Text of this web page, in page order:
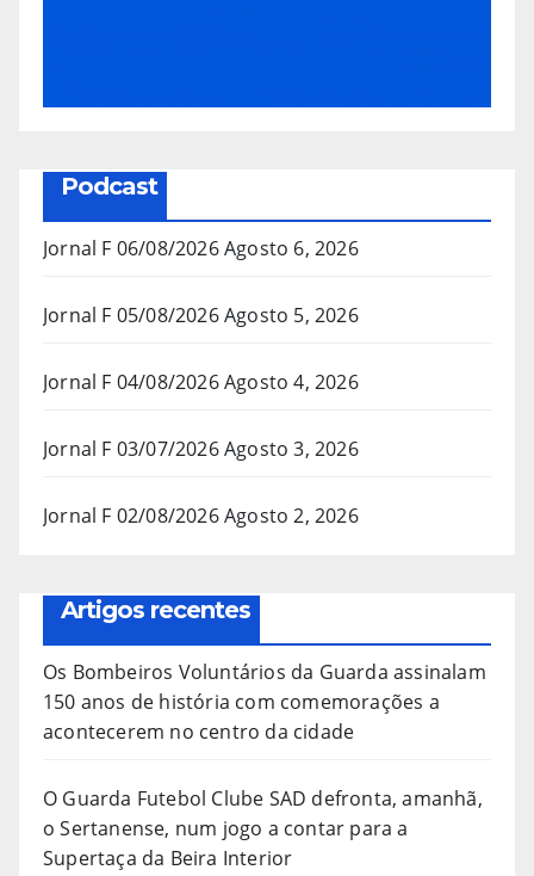
Podcast
Jornal F 06/08/2026Agosto 6, 2026
Jornal F 05/08/2026Agosto 5, 2026
Jornal F 04/08/2026Agosto 4, 2026
Jornal F 03/07/2026Agosto 3, 2026
Jornal F 02/08/2026Agosto 2, 2026
Artigos recentes
Os Bombeiros Voluntários da Guarda assinalam
150 anos de história com comemorações a
acontecerem no centro da cidade
O Guarda Futebol Clube SAD defronta, amanhã,
o Sertanense, num jogo a contar para a
Supertaça da Beira Interior